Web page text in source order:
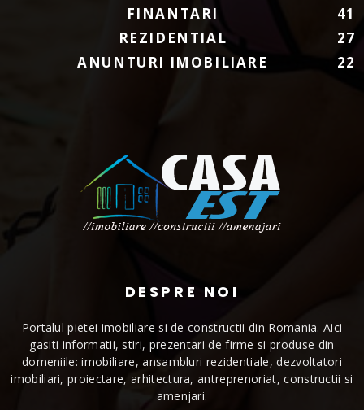
FINANTARI
41
REZIDENTIAL
27
ANUNTURI IMOBILIARE
22
DESPRE NOI
Portalul pietei imobiliare si de constructii din Romania. Aici
gasiti informatii, stiri, prezentari de firme si produse din
domeniile: imobiliare, ansambluri rezidentiale, dezvoltatori
imobiliari, proiectare, arhitectura, antreprenoriat, constructii si
amenjari.